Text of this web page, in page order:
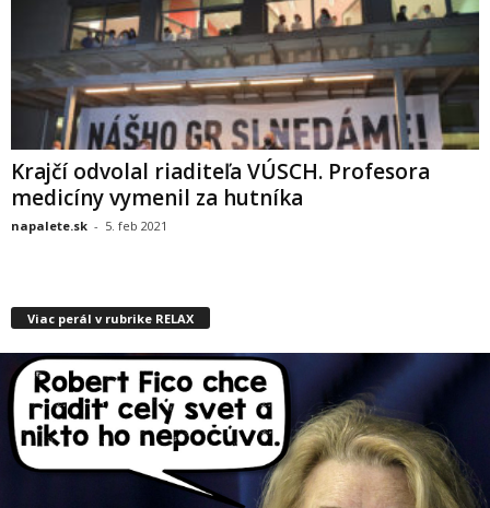
Krajčí odvolal riaditeľa VÚSCH. Profesora
medicíny vymenil za hutníka
napalete.sk - 5. feb 2021
Viac perál v rubrike RELAX